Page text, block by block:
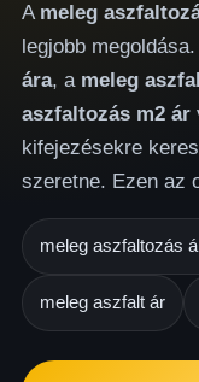
A meleg
legjobb
ára, a meleg
aszfaltozás m2 ár
kifejezésekre
szeretne. Ezen az
meleg aszfaltozás
meleg aszfalt ár